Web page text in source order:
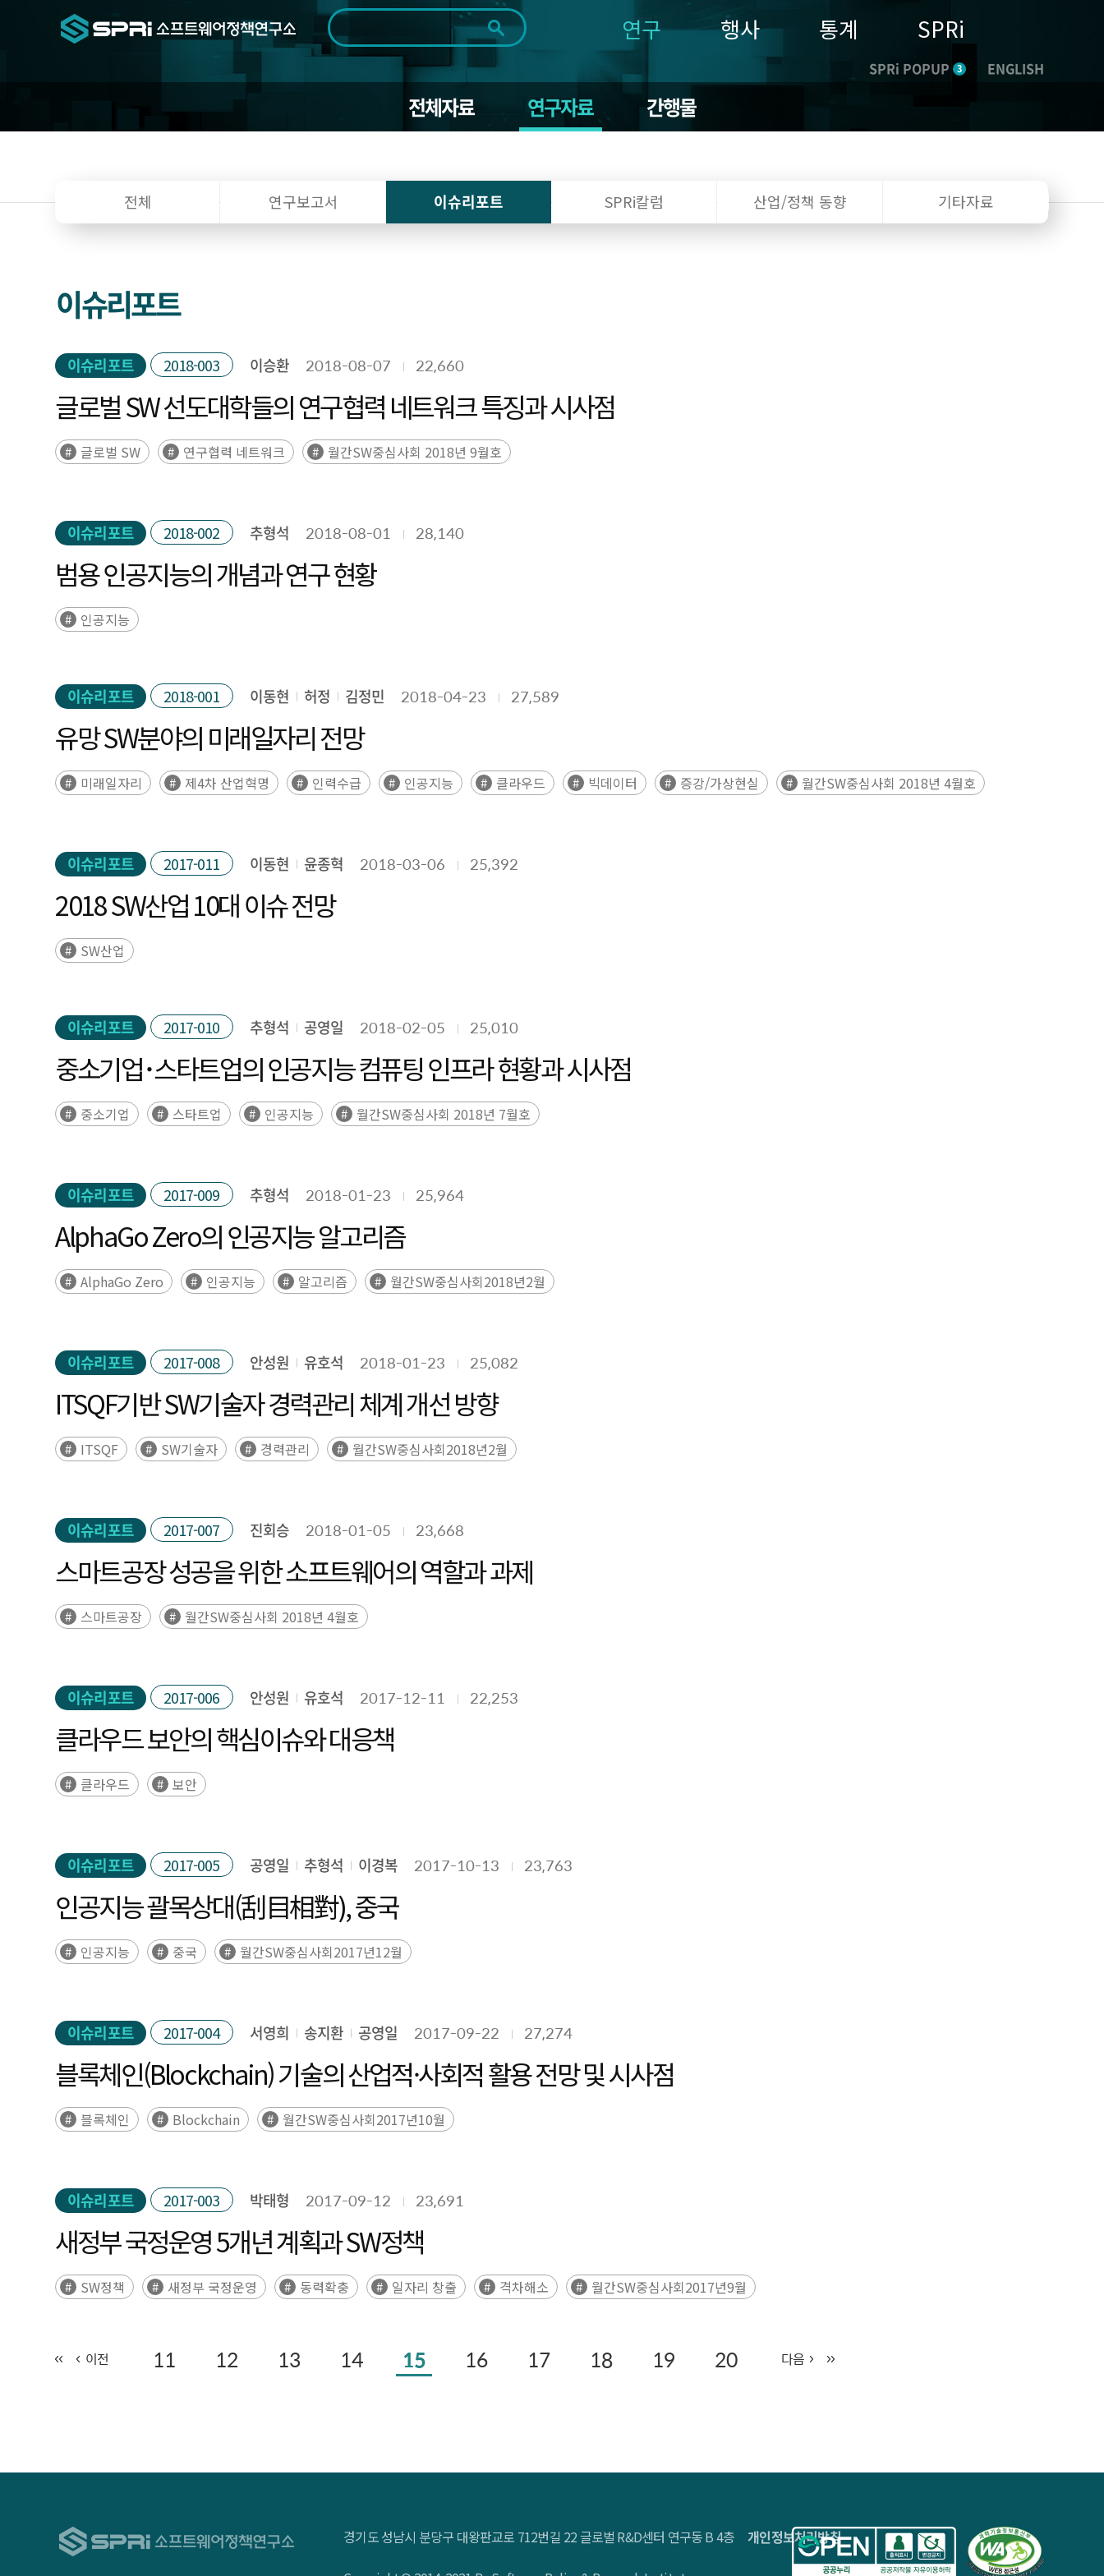
검색범위 전체
기간 전체 1일 1주 1개월 3개월 1년
~
일
연구 행사 통계 SPRi
SPRi POPUP 3 ENGLISH
전체자료 연구자료 간행물
구
전체 연구보고서 이슈리포트 SPRi칼럼 산업/정책 동향 기타자료
이슈리포트
이슈리포트 2018-003 이승환 2018-08-07 22,660
글로벌 SW 선도대학들의 연구협력 네트워크 특징과 시사점
글로벌 SW 연구협력 네트워크 월간SW중심사회 2018년 9월호
이슈리포트 2018-002 추형석 2018-08-01 28,140
범용 인공지능의 개념과 연구 현황
인공지능
이슈리포트 2018-001 이동현 허정 김정민 2018-04-23 27,589
유망 SW분야의 미래일자리 전망
미래일자리 제4차 산업혁명 인력수급 인공지능 클라우드 빅데이터 증강/가상현실 월간SW중심사회 2018년 4월호
이슈리포트 2017-011 이동현 윤종혁 2018-03-06 25,392
2018 SW산업 10대 이슈 전망
SW산업
이슈리포트 2017-010 추형석 공영일 2018-02-05 25,010
중소기업･스타트업의 인공지능 컴퓨팅 인프라 현황과 시사점
중소기업 스타트업 인공지능 월간SW중심사회 2018년 7월호
이슈리포트 2017-009 추형석 2018-01-23 25,964
AlphaGo Zero의 인공지능 알고리즘
AlphaGo Zero 인공지능 알고리즘 월간SW중심사회2018년2월
이슈리포트 2017-008 안성원 유호석 2018-01-23 25,082
ITSQF기반 SW기술자 경력관리 체계 개선 방향
ITSQF SW기술자 경력관리 월간SW중심사회2018년2월
이슈리포트 2017-007 진회승 2018-01-05 23,668
스마트공장 성공을 위한 소프트웨어의 역할과 과제
스마트공장 월간SW중심사회 2018년 4월호
이슈리포트 2017-006 안성원 유호석 2017-12-11 22,253
클라우드 보안의 핵심이슈와 대응책
클라우드 보안
이슈리포트 2017-005 공영일 추형석 이경복 2017-10-13 23,763
인공지능 괄목상대(刮目相對), 중국
인공지능 중국 월간SW중심사회2017년12월
이슈리포트 2017-004 서영희 송지환 공영일 2017-09-22 27,274
블록체인(Blockchain) 기술의 산업적·사회적 활용 전망 및 시사점
블록체인 Blockchain 월간SW중심사회2017년10월
이슈리포트 2017-003 박태형 2017-09-12 23,691
새정부 국정운영 5개년 계획과 SW정책
SW정책 새정부 국정운영 동력확충 일자리 창출 격차해소 월간SW중심사회2017년9월
이전 11 12 13 14 15 16 17 18 19 20 다음
경기도 성남시 분당구 대왕판교로 712번길 22 글로벌 R&D센터 연구동 B 4층개인정보처리방침